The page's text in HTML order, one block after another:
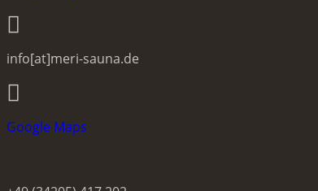
info[at]meri-sauna.de
Google Maps